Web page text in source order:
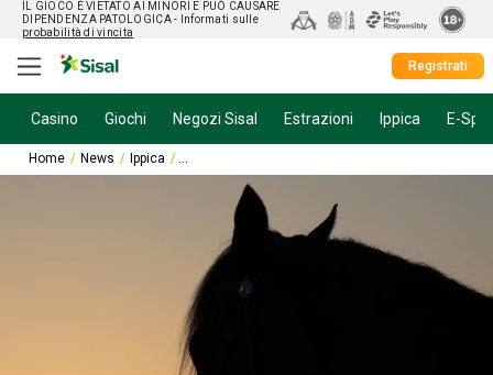
IL GIOCO È VIETATO AI MINORI E PUÒ CAUSARE
DIPENDENZA PATOLOGICA - Informati sulle
probabilità di vincita
Registrati
Casino Giochi Negozi Sisal Estrazioni Ippica E-
Home News Ippica 2800 metri. Saval Beg Levmoss Stakes (Gruppo